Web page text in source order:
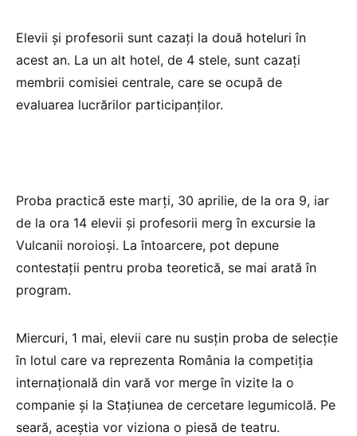
Elevii și profesorii sunt cazați la două hoteluri în
acest an. La un alt hotel, de 4 stele, sunt cazați
membrii comisiei centrale, care se ocupă de
evaluarea lucrărilor participanților.
Proba practică este marți, 30 aprilie, de la ora 9, iar
de la ora 14 elevii și profesorii merg în excursie la
Vulcanii noroioși. La întoarcere, pot depune
contestații pentru proba teoretică, se mai arată în
program.
Miercuri, 1 mai, elevii care nu susțin proba de selecție
în lotul care va reprezenta România la competiția
internațională din vară vor merge în vizite la o
companie și la Stațiunea de cercetare legumicolă. Pe
seară, aceștia vor viziona o piesă de teatru.